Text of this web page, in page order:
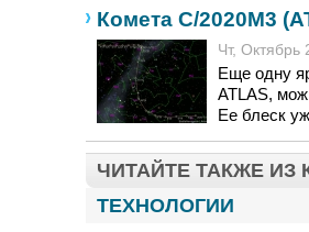
Комета C/2020M3
Чт, Октябрь
Еще одну
ATLAS,
Ее блеск
ЧИТАЙТЕ ТАКЖЕ ИЗ
ТЕХНОЛОГИИ